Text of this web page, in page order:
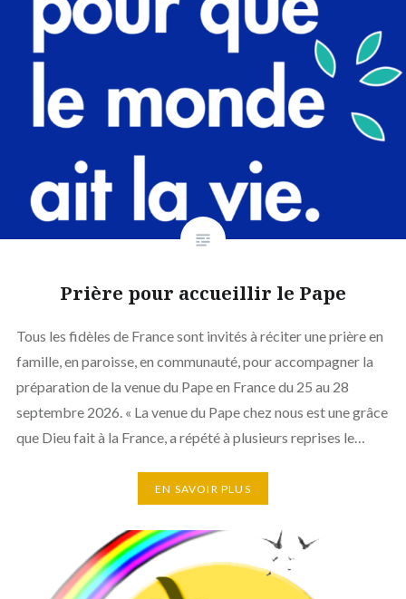
Prière pour accueillir le Pape
Tous les fidèles de France sont invités à réciter une prière en
famille, en paroisse, en communauté, pour accompagner la
préparation de la venue du Pape en France du 25 au 28
septembre 2026. « La venue du Pape chez nous est une grâce
que Dieu fait à la France, a répété à plusieurs reprises le…
EN SAVOIR PLUS